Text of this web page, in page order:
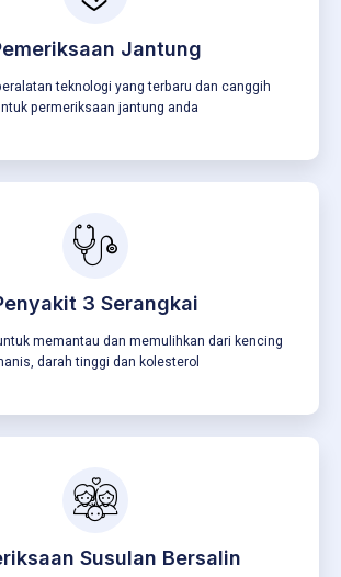
Jantung
teknologi yang terbaru dan canggih
permeriksaan jantung anda
3 Serangkai
memantau dan memulihkan dari kencing
darah tinggi dan kolesterol
Susulan Bersalin